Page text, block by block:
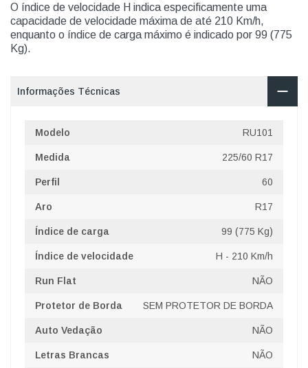
O índice de velocidade H indica especificamente uma
capacidade de velocidade máxima de até 210 Km/h,
enquanto o índice de carga máximo é indicado por 99 (775
Kg).
Informações Técnicas
Modelo RU101
Medida 225/60 R17
Perfil 60
Aro R17
Índice de carga 99 (775 Kg)
Índice de velocidade H - 210 Km/h
Run Flat NÃO
Protetor de Borda SEM PROTETOR DE BORDA
Auto Vedação NÃO
Letras Brancas NÃO